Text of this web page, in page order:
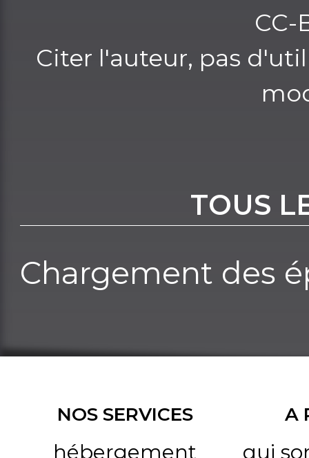
CC-
Citer l'auteur, pas
TOUS
Chargement des
NOS SERVICES
hébergement
A
qui